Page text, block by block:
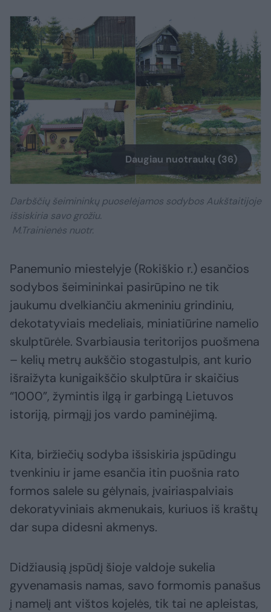
Daugiau nuotraukų (36)
Darbščių šeimininkų puoselėjamos sodybos Aukštaitijoje
išsiskiria savo grožiu.
M.Trainienės nuotr.
Panemunio miestelyje (Rokiškio r.) esančios
sodybos šeimininkai pasirūpino ne tik
jaukumu dvelkiančiu akmeniniu grindiniu,
dekotatyviais medeliais, miniatiūrine namelio
skulptūrėle. Svarbiausia teritorijos puošmena
– kelių metrų aukščio stogastulpis, ant kurio
išraižyta kunigaikščio skulptūra ir skaičius
“1000”, žymintis ilgą ir garbingą Lietuvos
istoriją, pirmąjį jos vardo paminėjimą.
Kita, biržiečių sodyba išsiskiria įspūdingu
tvenkiniu ir jame esančia itin puošnia rato
formos salele su gėlynais, įvairiaspalviais
dekoratyviniais akmenukais, kuriuos iš kraštų
dar supa didesni akmenys.
Didžiausią įspūdį šioje valdoje sukelia
gyvenamasis namas, savo formomis panašus
į namelį ant vištos kojelės, tik tai ne apleistas,